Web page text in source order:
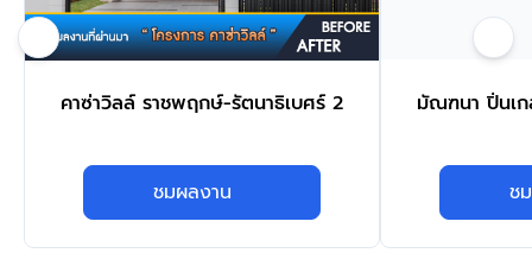
คาซ่าวิลล์ ราชพฤกษ์-รัตนาธิเบศร์ 2
ชมผลงาน
มัณฑนา ปิ่นเ
ช